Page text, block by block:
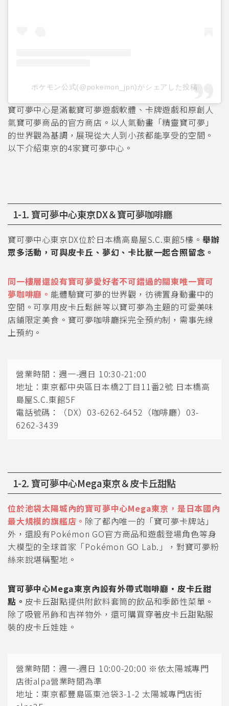
ポケモン公式(@pokemon_jpn)がシェアした投稿
寶可夢中心是滿載寶可夢遊戲軟體、卡牌遊戲和原創人
氣寶可夢商品的官方商店。以人氣動畫「精靈寶可夢」
的世界觀為基調，展現從大人到小孩都能享受的空間。
以下介紹東京的4家寶可夢中心。
1-1. 寶可夢中心東京DX＆寶可夢咖啡廳
寶可夢中心東京DX位於日本橋高島屋S.C.東館5樓。 舉辦
眾多活動，可與皮卡丘、夢幻、卡比獸一起合照留念。
同一樓層還設有寶可夢愛好者不可錯過的關東唯一寶可
夢咖啡廳。 能體驗寶可夢的世界觀，彷彿置身動畫中的
空間。可享用皮卡丘鬆餅等以寶可夢為主題的可愛美味
店鋪限定美食。寶可夢咖啡廳採完全預約制，需事先線
上預約。
營業時間：週一-週日 10:30-21:00
地址：東京都中央區日本橋2丁目11番2號 日本橋高
島屋S.C.東館5F
電話號碼：（DX）03-6262-6452（咖啡廳）03-
6262-3439
1-2. 寶可夢中心Mega東京＆皮卡丘甜點
位於池袋太陽城內的寶可夢中心Mega東京，是日本國內
最大規模的旗艦店。 除了都內唯一的「寶可夢卡牌站」
外，還設有Pokémon GO官方商品和遊戲登場角色等身
大模型的全球首家「Pokémon GO Lab.」，對寶可夢粉
絲來說堪稱聖地。
寶可夢中心Mega東京內設有外帶式咖啡廳・皮卡丘甜
點。 皮卡丘甜點提供附飲料套筒的飲品和季節性菜單。
除了吸管吊飾和吉祥物外，還可購買穿著皮卡丘甜點服
裝的皮卡丘娃娃。
營業時間：週一-週日 10:00-20:00 ※依太陽城專門
店街alpa營業時間為準
地址：東京都豐島區東池袋3-1-2 太陽城專門店街